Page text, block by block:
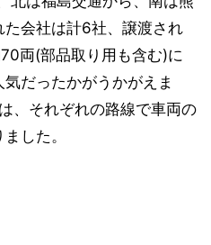
会社は計6社、譲渡され
両(部品取り用も含む)に
だったかがうかがえま
、それぞれの路線で車両の
した。